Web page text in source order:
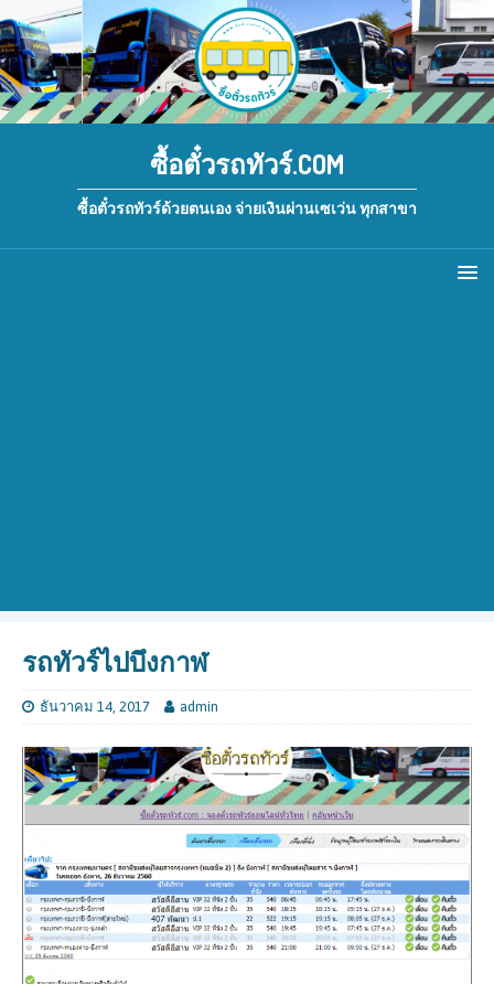
ซื้อตั๋วรถทัวร์.COM
ซื้อตั๋วรถทัวร์ด้วยตนเอง จ่ายเงินผ่านเซเว่น ทุกสาขา
รถทัวร์ไปบึงกาฬ
ธันวาคม 14, 2017 admin